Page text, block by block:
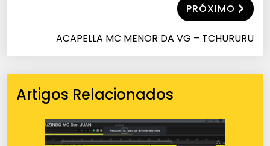
PRÓXIMO
ACAPELLA MC MENOR DA VG – TCHURURU
Artigos Relacionados